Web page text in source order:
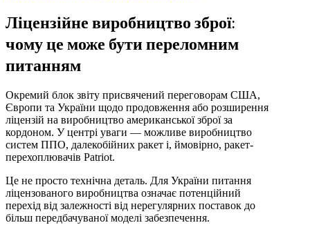
Ліцензійне виробництво зброї:
чому це може бути переломним
питанням
Окремий блок звіту присвячений переговорам США,
Європи та України щодо продовження або розширення
ліцензій на виробництво американської зброї за
кордоном. У центрі уваги — можливе виробництво
систем ППО, далекобійних ракет і, ймовірно, ракет-
перехоплювачів Patriot.
Це не просто технічна деталь. Для України питання
ліцензованого виробництва означає потенційний
перехід від залежності від нерегулярних поставок до
більш передбачуваної моделі забезпечення.